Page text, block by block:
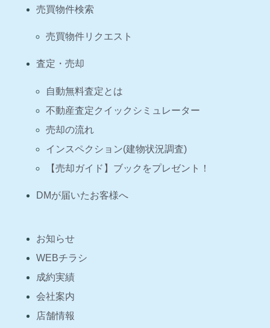
売買物件検索
売買物件リクエスト
査定・売却
自動無料査定とは
不動産査定クイックシミュレーター
売却の流れ
インスペクション(建物状況調査)
【売却ガイド】ブックをプレゼント！
DMが届いたお客様へ
お知らせ
WEBチラシ
成約実績
会社案内
店舗情報